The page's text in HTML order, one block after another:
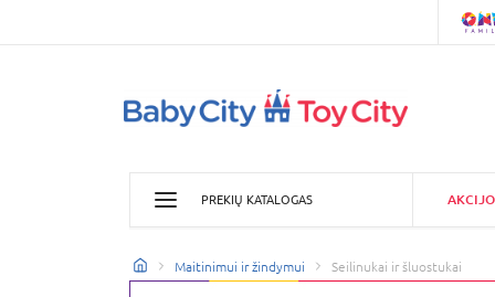
PREKIŲ KATALOGAS
Maitinimui ir žindymui Seilinukai ir šluostukai